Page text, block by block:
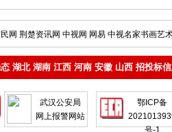
网 荆楚资讯网 中视网 网易 中视名家书画艺
湖北 湖南 江西 河南 安徽 山西 招投标
武汉公安局
网上报警网站
鄂ICP备
号-1